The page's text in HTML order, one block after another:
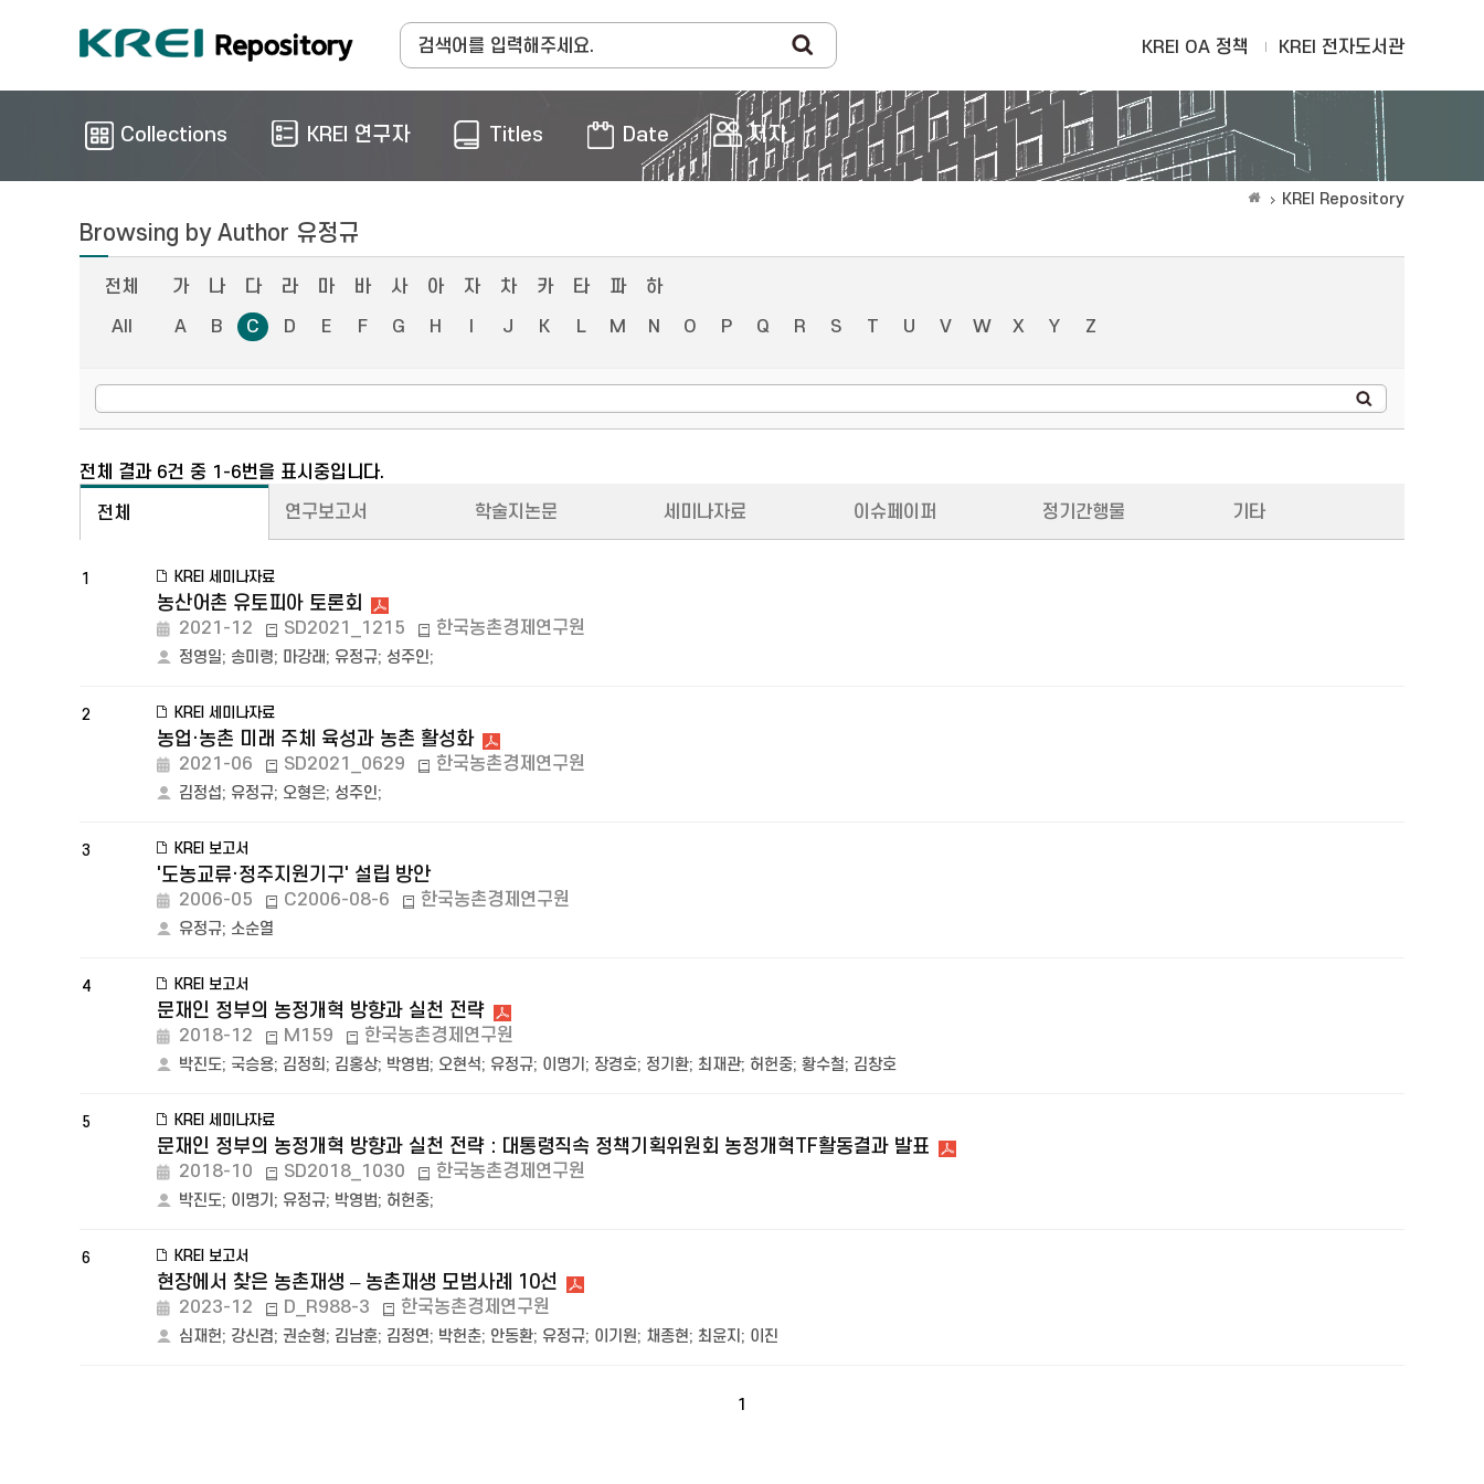
KREI OA 정책 KREI 전자도서관
Collections KREI 연구자 Titles Date 저자
KREI Repository
Browsing by Author 유정규
전체 가 나 다 라 마 바 사 아 자 차 카 타 파
하
All
A B C D E F G H J K L M N O P Q R S T U V W X Y Z
전체 결과 6건 중 1-6번을 표시중입니다.
전체 연구보고서 학술지논문 세미나자료 이슈페이퍼 정기간행물 기타
1 KREI 세미나자료
농산어촌 유토피아 토론회
2021-12 SD2021_1215 한국농촌경제연구원
정영일; 송미령; 마강래; 유정규; 성주인;
2 KREI 세미나자료
농업·농촌 미래 주체 육성과 농촌 활성화
2021-06 SD2021_0629 한국농촌경제연구원
김정섭; 유정규; 오형은; 성주인;
3 KREI 보고서
'도농교류·정주지원기구' 설립 방안
2006-05 C2006-08-6 한국농촌경제연구원
유정규; 소순열
4 KREI 보고서
문재인 정부의 농정개혁 방향과 실천 전략
2018-12 M159 한국농촌경제연구원
박진도; 국승용; 김정희 ; 김홍상; 박영범; 오현석; 유정규; 이명기 ; 장경호; 정기환; 최재관; 허헌중; 황수철; 김창호
5 KREI 세미나자료
문재인 정부의 농정개혁 방향과 실천 전략 : 대통령직속 정책기획위원회 농정개혁TF활동결과 발표
2018-10 SD2018_1030 한국농촌경제연구원
박진도; 이명기 ; 유정규; 박영범; 허헌중;
6 KREI 보고서
현장에서 찾은 농촌재생 – 농촌재생 모범사례 10선
2023-12 D_R988-3 한국농촌경제연구원
심재헌; 강신겸; 권순형; 김남훈; 김정연; 박헌춘; 안동환; 유정규; 이기원; 채종현; 최윤지 ; 이진
1